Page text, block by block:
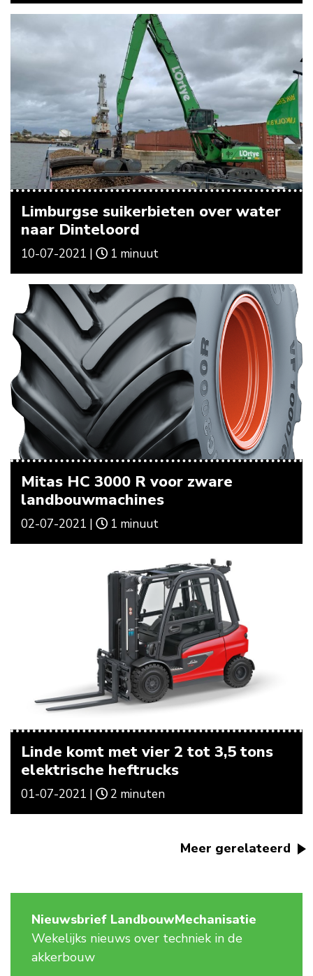
Limburgse suikerbieten over water
naar Dinteloord
10-07-2021 | 1 minuut
Mitas HC 3000 R voor zware
landbouwmachines
02-07-2021 | 1 minuut
Linde komt met vier 2 tot 3,5 tons
elektrische heftrucks
01-07-2021 | 2 minuten
Meer gerelateerd
Nieuwsbrief LandbouwMechanisatie
Wekelijks nieuws over techniek in de
akkerbouw